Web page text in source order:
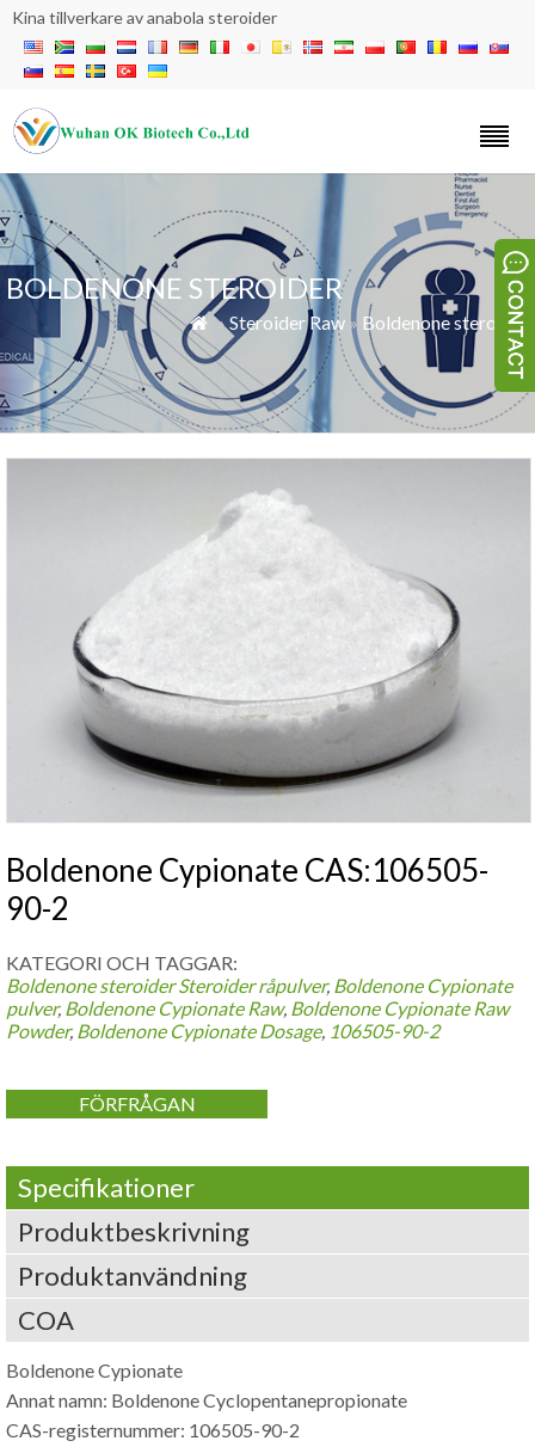
Kina tillverkare av anabola steroider
BOLDENONE STEROIDER
 »Steroider Raw » Boldenone steroider
Boldenone Cypionate CAS:106505-
90-2
KATEGORI OCH TAGGAR:
Boldenone steroider Steroider råpulver, Boldenone Cypionate
pulver, Boldenone Cypionate Raw, Boldenone Cypionate Raw
Powder, Boldenone Cypionate Dosage, 106505-90-2
FÖRFRÅGAN
Specifikationer
Produktbeskrivning
Produktanvändning
COA
Boldenone Cypionate
Annat namn: Boldenone Cyclopentanepropionate
CAS-registernummer: 106505-90-2